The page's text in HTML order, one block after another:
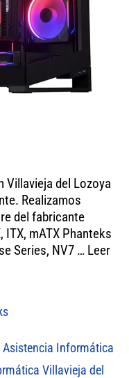
Villavieja del Lozoya
Realizamos
del fabricante
mATX Phanteks
Series, NV7 … Leer
Asistencia Informática
Villavieja del